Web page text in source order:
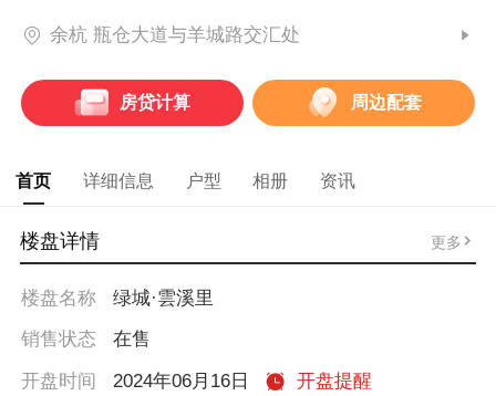
余杭 瓶仓大道与羊城路交汇处
房贷计算 周边配套
首页 详细信息 户型 相册 资讯
楼盘详情 更多
楼盘名称
绿城·雲溪里
销售状态
在售
开盘时间
2024年06月16日
开盘提醒